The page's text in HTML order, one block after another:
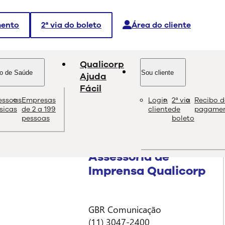
2ª via do boleto Área do cliente
de Saúde
Empresas
de 2 a 199
pessoas
Qualicorp
Ajuda
Fácil
Sou cliente
Login
cliente
2ª via
de
boleto
Recibo
2021
Assessoria de
Imprensa Qualicorp
GBR Comunicação
(11) 3047-2400